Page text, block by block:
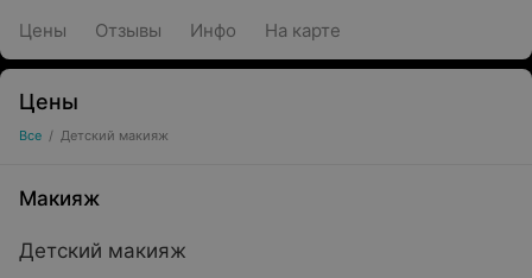
Цены Отзывы Инфо На карте
Цены
Все / Детский макияж
Макияж
Детский макияж